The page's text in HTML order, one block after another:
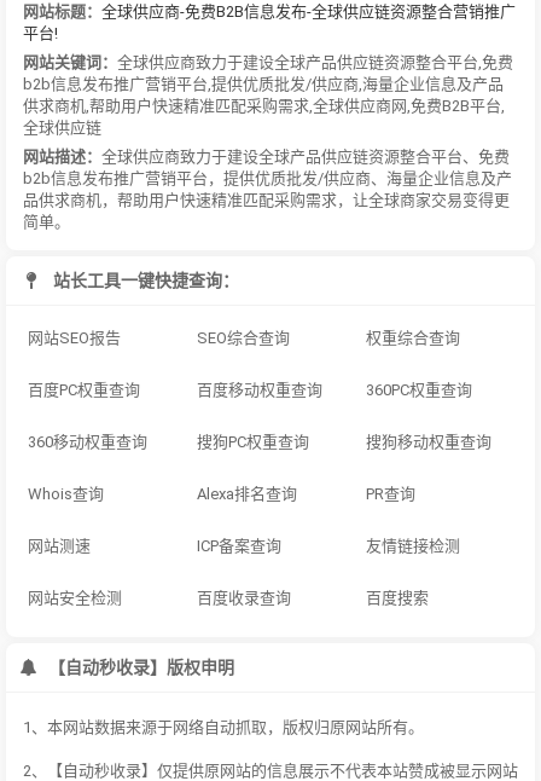
网站标题： 全球供应商-免费B2B信息发布-全球供应链资源整合营销推广
平台!
网站关键词： 全球供应商致力于建设全球产品供应链资源整合平台 免费
b2b信息发布推广营销平台 提供优质批发/供应商 海量企业信息及产品
供求商机 帮助用户快速精准匹配采购需求 全球供应商网 免费B2B平台
全球供应链
网站描述： 全球供应商致力于建设全球产品供应链资源整合平台、免费
b2b信息发布推广营销平台，提供优质批发/供应商、海量企业信息及产
品供求商机，帮助用户快速精准匹配采购需求，让全球商家交易变得更
简单。
站长工具一键快捷查询：
网站SEO报告 SEO综合查询 权重综合查询
百度PC权重查询 百度移动权重查询 360PC权重查询
360移动权重查询 搜狗PC权重查询 搜狗移动权重查询
Whois查询 Alexa排名查询 PR查询
网站测速 ICP备案查询 友情链接检测
网站安全检测 百度收录查询 百度搜索
【自动秒收录】版权申明
1、本网站数据来源于网络自动抓取，版权归原网站所有。
2、【自动秒收录】仅提供原网站的信息展示不代表本站赞成被显示网站